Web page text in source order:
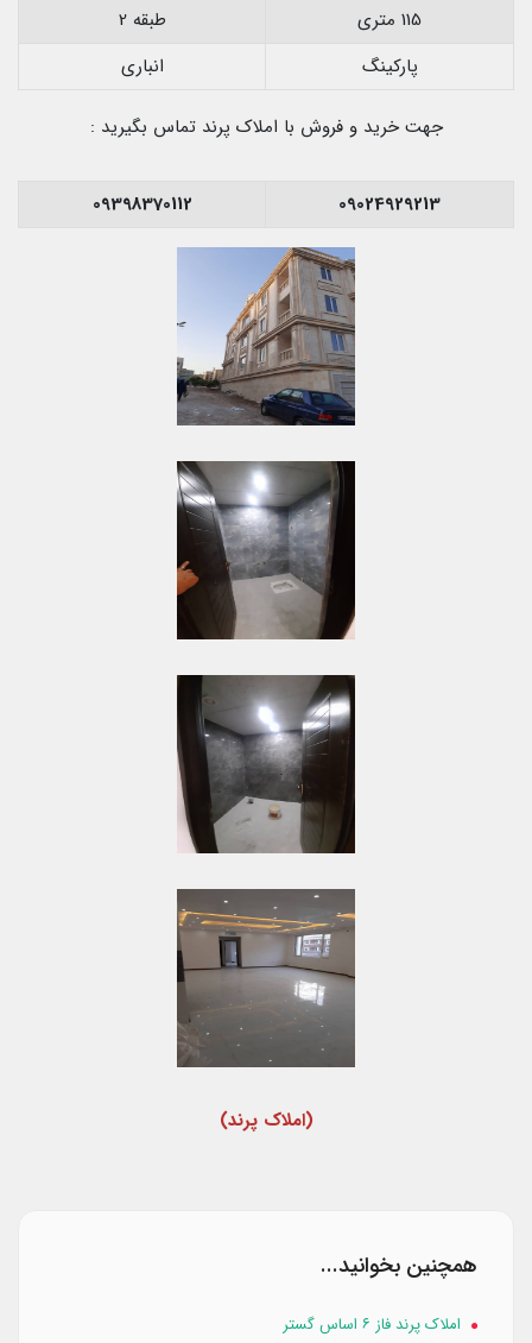
115 متری
طبقه 2
پارکینگ
انباری
جهت خرید و فروش با املاک پرند تماس بگیرید :
09024929213
09398370112
(املاک پرند)
همچنین بخوانید...
املاک پرند فاز ۶ اساس گستر